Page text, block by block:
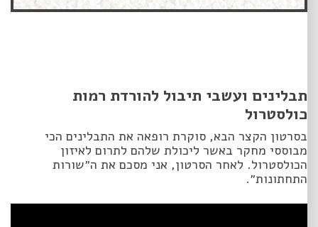
תבלינים ועשבי תיבול להורדת רמות
כולסטרול
בסרטון הקצר הבא, סוקרת רופאה את התבלינים הכי
מבוססי מחקר באשר ליכולת שלהם לתרום לאיזון
הכולסטרול. לאחר הסרטון, אני מסכם את ה״שורות
התחתונות״.